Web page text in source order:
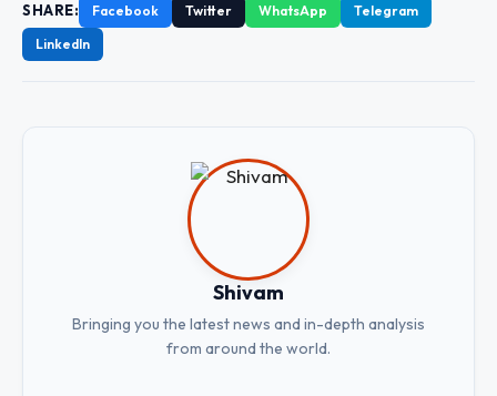
SHARE: Facebook Twitter WhatsApp
Telegram
LinkedIn
Shivam
Bringing you the latest news and in-depth analysis
from around the world.